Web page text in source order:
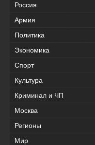
Россия
Армия
Политика
Экономика
Спорт
Культура
Криминал и ЧП
Москва
Регионы
Мир